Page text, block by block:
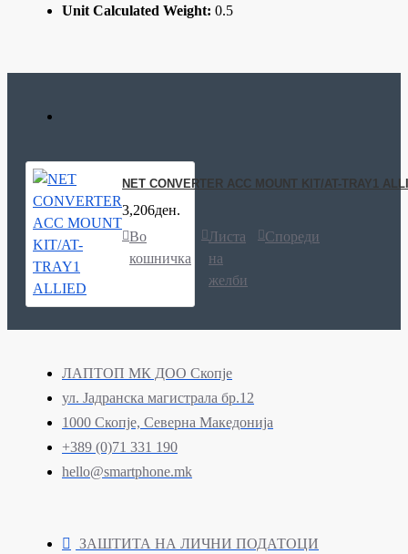
Unit Calculated Weight: 0.5
NET CONVERTER ACC MOUNT KIT/AT-TRAY1
3,206ден.
Во
кошничка
Листа
на
желби
Спореди
ЛАПТОП МК ДОО Скопје
ул. Јадранска магистрала бр.12
1000 Скопје, Северна Македонија
+389 (0)71 331 190
hello@smartphone.mk
ЗАШТИТА НА ЛИЧНИ ПОДАТОЦИ